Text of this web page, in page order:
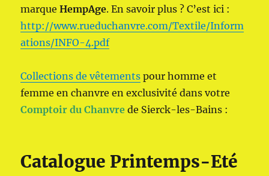
marqueHempAge. En savoir plus ? C’est ici :
http://www.rueduchanvre.com/Textile/Inform
ations/INFO-4.pdf
Collections de vêtements pour homme et
femme en chanvre en exclusivité dans votre
Comptoir du Chanvre de Sierck-les-Bains :
Catalogue Printemps-Eté